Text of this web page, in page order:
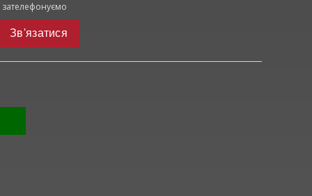
зателефонуємо
Зв'язатися